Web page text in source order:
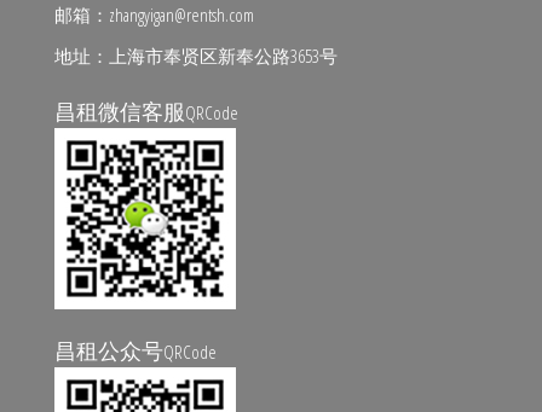
邮箱：zhangyigan@rentsh.com
地址：上海市奉贤区新奉公路3653号
昌租微信客服QRCode
昌租公众号QRCode